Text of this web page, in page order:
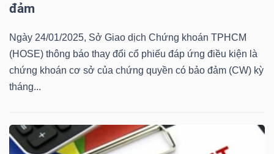
đảm
Ngày 24/01/2025, Sở Giao dịch Chứng khoán TPHCM
(HOSE) thông báo thay đổi cổ phiếu đáp ứng điều kiện là
chứng khoán cơ sở của chứng quyền có bảo đảm (CW) kỳ
tháng...
khoán
Tất cả Cổ phiếu Chỉ số Chứng chỉ quỹ Chứng
Lãnh
Tất cả Người nội bộ Người liên quan Cổ đông lớn